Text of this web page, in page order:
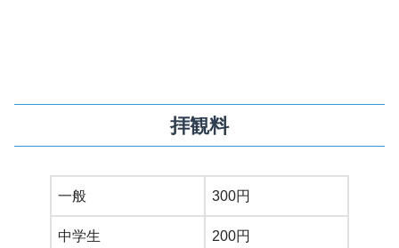
拝観料
一般 300円
中学生 200円